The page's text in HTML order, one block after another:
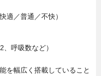
適／普通／不快）
呼吸数など）
を幅広く搭載していること